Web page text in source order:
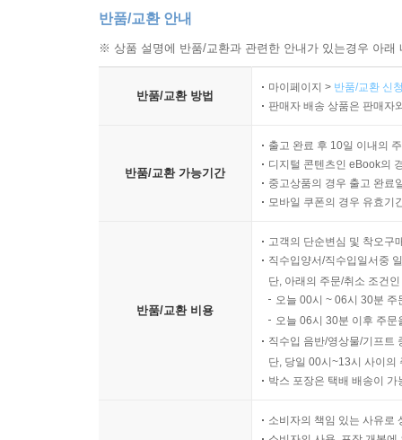
반품/교환 안내
※ 상품 설명에 반품/교환과 관련한 안내가 있는경우 아
반품/교환 방법
마이페이지 > 반품/교환 신
판매자 배송 상품은 판매자
반품/교환 가능기간
출고 완료 후 10일 이내의
디지털 콘텐츠인 eBook의
중고상품의 경우 출고 완료
모바일 쿠폰의 경우 유효기
반품/교환 비용
고객의 단순변심 및 착오구
직수입양서/직수입일서중
단, 아래의 주문/취소 조건
오늘 00시 ~ 06시 30분
오늘 06시 30분 이후 주
직수입 음반/영상물/기프트
단, 당일 00시~13시 사이의
박스 포장은 택배 배송이
소비자의 책임 있는 사유로